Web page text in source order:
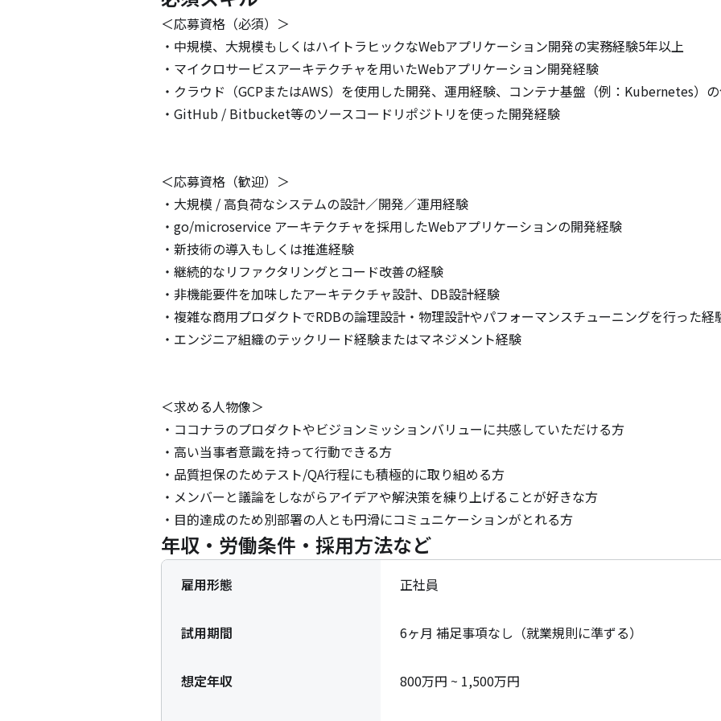
＜応募資格（必須）＞
・中規模、大規模もしくはハイトラヒックなWebアプリケーション開発の実務経験5年以上
・マイクロサービスアーキテクチャを用いたWebアプリケーション開発経験
・クラウド（GCPまたはAWS）を使用した開発、運用経験、コンテナ基盤（例：Kubernetes）
・GitHub / Bitbucket等のソースコードリポジトリを使った開発経験
＜応募資格（歓迎）＞
・大規模 / 高負荷なシステムの設計／開発／運用経験
・go/microservice アーキテクチャを採用したWebアプリケーションの開発経験
・新技術の導入もしくは推進経験
・継続的なリファクタリングとコード改善の経験
・非機能要件を加味したアーキテクチャ設計、DB設計経験
・複雑な商用プロダクトでRDBの論理設計・物理設計やパフォーマンスチューニングを行った経
・エンジニア組織のテックリード経験またはマネジメント経験
＜求める人物像＞
・ココナラのプロダクトやビジョンミッションバリューに共感していただける方
・高い当事者意識を持って行動できる方
・品質担保のためテスト/QA行程にも積極的に取り組める方
・メンバーと議論をしながらアイデアや解決策を練り上げることが好きな方
・目的達成のため別部署の人とも円滑にコミュニケーションがとれる方
年収・労働条件・採用方法など
雇用形態 正社員
試用期間 6ヶ月 補足事項なし（就業規則に準ずる）
想定年収 800万円 ~ 1,500万円